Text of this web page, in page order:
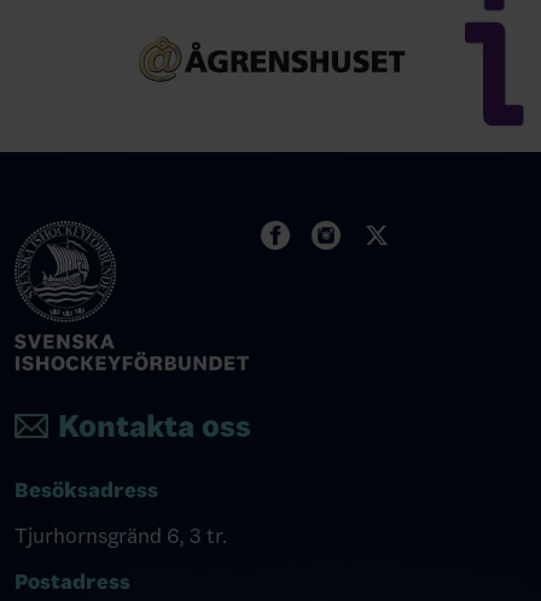
Kontakta oss
Besöksadress
Tjurhornsgränd 6, 3 tr.
Postadress